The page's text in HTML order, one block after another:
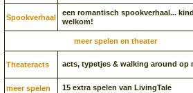
Spookverhaal
een romantisch spookverhaal...
welkom!
meer spelen en theater
Theateracts acts, typetjes & walking around op
meer spelen 15 extra spelen van LivingTale